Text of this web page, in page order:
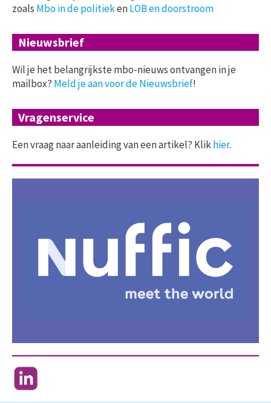
zoals Mbo in de politiekenLOB en doorstroom
Nieuwsbrief
Wil je het belangrijkste mbo-nieuws ontvangen in je
mailbox? Meld je aan voor de Nieuwsbrief!
Vragenservice
Een vraag naar aanleiding van een artikel? Klikhier.